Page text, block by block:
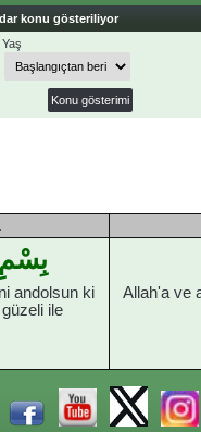
konu gösteriliyor
Yaş
بِسْمِ
andolsun ki
ile
Allah'a ve